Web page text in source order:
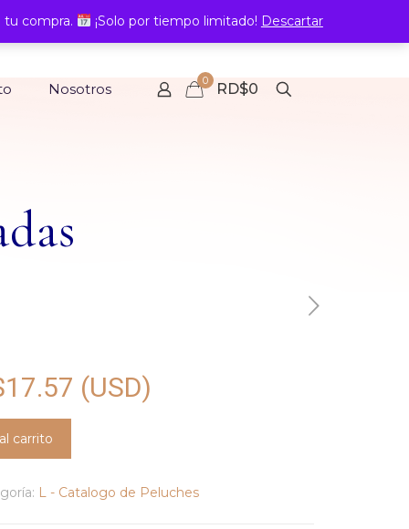
Nosotros 0 RD$0
17.57 (USD)
carrito
L - Catalogo de Peluches
compra. ¡Solo por tiempo limitado! Descartar